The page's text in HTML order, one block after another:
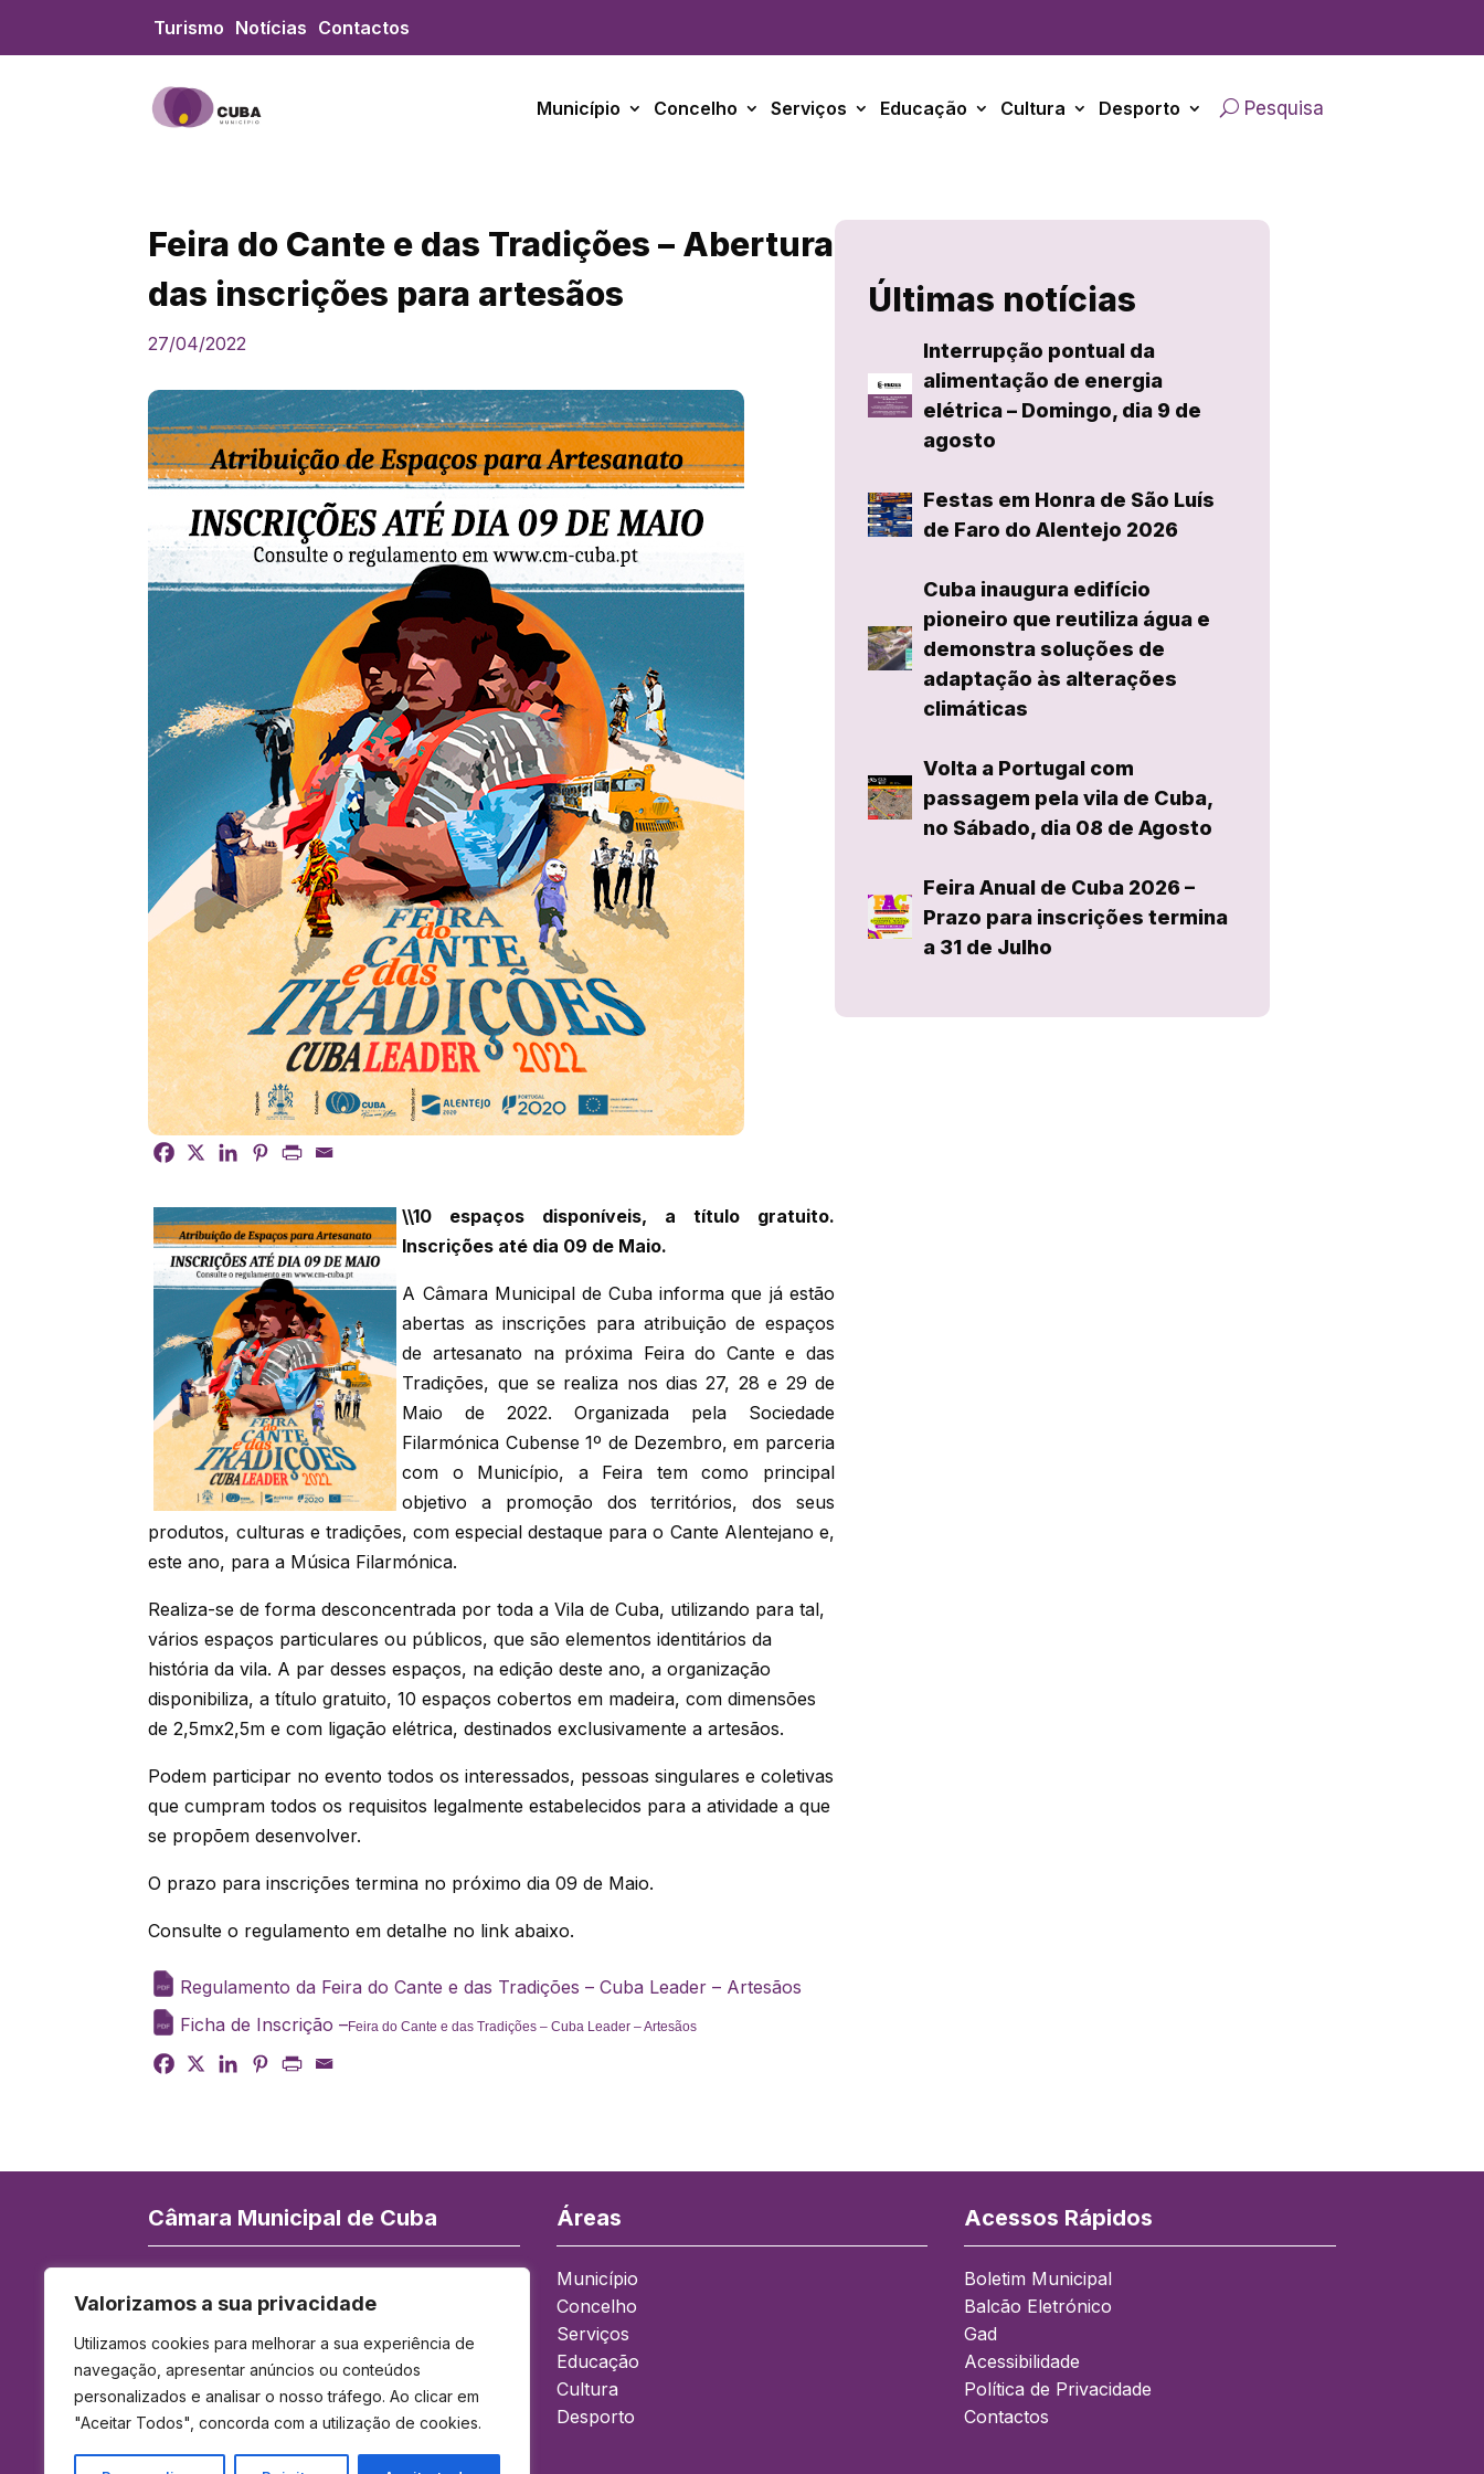
content
Valorizamos a sua privacidade
Utilizamos cookies para melhorar a sua experiência de
navegação, apresentar anúncios ou conteúdos
personalizados e analisar o nosso tráfego. Ao clicar em
"Aceitar Todos", concorda com a utilização de cookies.
Turismo Notícias Contactos
Município Concelho Serviços Educação Cultura Desporto Pesquisa
Feira do Cante e das Tradições – Abertura
das inscrições para artesãos
27/04/2022
\\10 espaços disponíveis, a título gratuito.
Inscrições até dia 09 de Maio.
A Câmara Municipal de Cuba informa que já estão
abertas as inscrições para atribuição de espaços
de artesanato na próxima Feira do Cante e das
Tradições, que se realiza nos dias 27, 28 e 29 de
Maio de 2022. Organizada pela Sociedade
Filarmónica Cubense 1º de Dezembro, em parceria
com o Município, a Feira tem como principal
objetivo a promoção dos territórios, dos seus
produtos, culturas e tradições, com especial destaque para o Cante Alentejano e,
este ano, para a Música Filarmónica.
Realiza-se de forma desconcentrada por toda a Vila de Cuba, utilizando para tal,
vários espaços particulares ou públicos, que são elementos identitários da
história da vila. A par desses espaços, na edição deste ano, a organização
disponibiliza, a título gratuito, 10 espaços cobertos em madeira, com dimensões
de 2,5mx2,5m e com ligação elétrica, destinados exclusivamente a artesãos.
Podem participar no evento todos os interessados, pessoas singulares e coletivas
que cumpram todos os requisitos legalmente estabelecidos para a atividade a que
se propõem desenvolver.
O prazo para inscrições termina no próximo dia 09 de Maio.
Consulte o regulamento em detalhe no link abaixo.
Regulamento da Feira do Cante e das Tradições – Cuba Leader – Artesãos
Ficha de Inscrição –Feira do Cante e das Tradições – Cuba Leader – Artesãos
Últimas notícias
Interrupção pontual da
alimentação de energia
elétrica – Domingo, dia 9 de
agosto
Festas em Honra de São Luís
de Faro do Alentejo 2026
Cuba inaugura edifício
pioneiro que reutiliza água e
demonstra soluções de
adaptação às alterações
climáticas
Volta a Portugal com
passagem pela vila de Cuba,
no Sábado, dia 08 de Agosto
Feira Anual de Cuba 2026 –
Prazo para inscrições termina
a 31 de Julho
Câmara Municipal de Cuba
284 419 900
rede fixa nacional)
E-mail:
geral@cm-cuba.pt
Horário de Funcionamento:
Das 9h00 às 12h30 e das 14h00 às 17h30
Áreas
Município
Concelho
Serviços
Educação
Cultura
Desporto
Acessos Rápidos
Boletim Municipal
Balcão Eletrónico
Gad
Acessibilidade
Política de Privacidade
Contactos